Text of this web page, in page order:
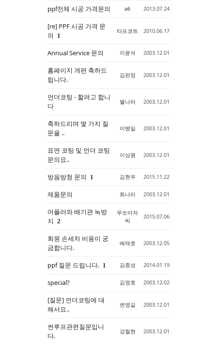
ppf전체 시공 가격문의 a6 2013.07.24
[re] PPF 시공 가격 문
의
1
타프코트 2010.06.17
Annual Service 문의 이윤석 2003.12.01
홈페이지 개편 축하드
립니다.
김판정 2003.12.01
언더코팅 - 할려고 합니
다
별나라 2003.12.01
축하드리며 몇 가지 질
문을 ..
이병일 2003.12.01
표면 코팅 및 언더 코팅
문의요..
이상원 2003.12.01
방음방청 문의 1 김현우 2015.11.22
제품문의 희나리 2003.12.01
머플러와 배기관 녹방
지 2
무쏘아저
씨
2015.07.06
회원 손세차 비용이 궁
금합니다.
배재호 2003.12.05
ppf 질문 드립니다. 1 김종성 2014.01.19
special? 김영호 2003.12.02
[질문] 언더코팅에 대
해서요..
변영길 2003.12.01
썬루프관련질문입니
다.
강철현 2003.12.01